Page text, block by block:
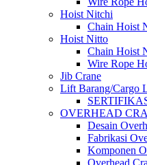
Hoist Nitchi
Chain Hoist
Hoist Nitto
Chain Hoist
Wire Rope
Jib Crane
Lift Barang/Cargo
OVERHEAD
Desain
Fabrikasi
Komponen
Overhead